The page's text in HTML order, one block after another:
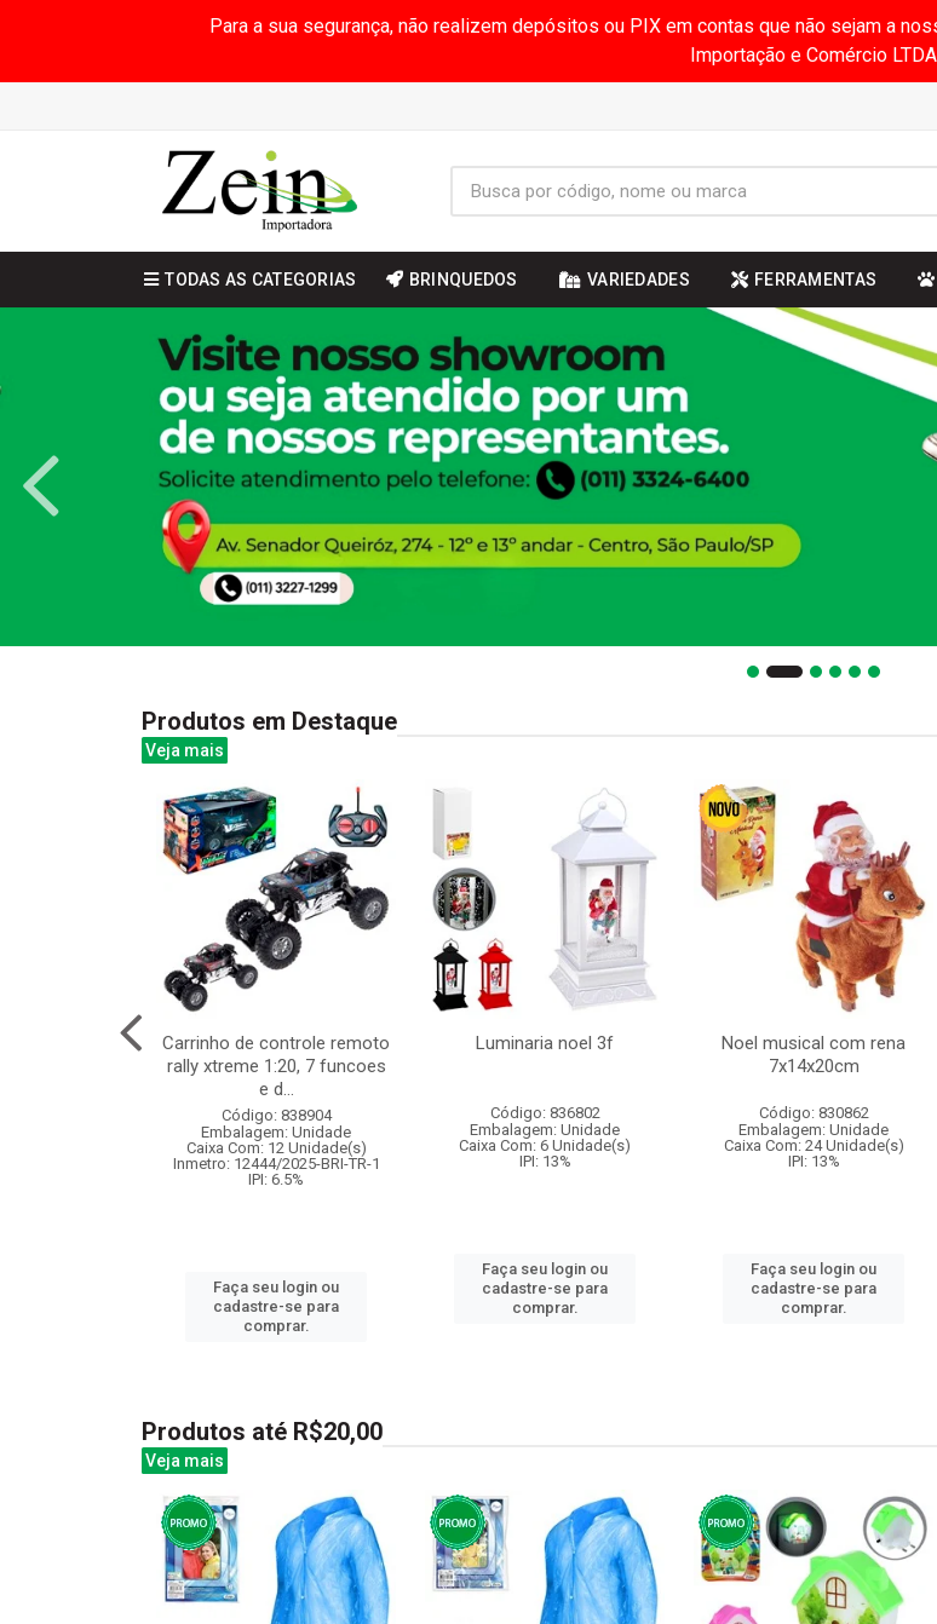
Para a sua segurança, não realizem depósitos ou PIX em contas que não sejam a
Importação e Comércio LTDA
TODAS AS CATEGORIAS BRINQUEDOS VARIEDADES FERRAMENTAS
Produtos em Destaque
Veja mais
Carrinho de controle remoto
rally xtreme 1:20, 7 funcoes
e d...
Código: 838904
Embalagem: Unidade
Caixa Com: 12 Unidade(s)
Inmetro: 12444/2025-BRI-TR-1
IPI: 6.5%
Faça seu login ou
cadastre-se para
comprar.
Luminaria noel 3f
Código: 836802
Embalagem: Unidade
Caixa Com: 6 Unidade(s)
IPI: 13%
Faça seu login ou
cadastre-se para
comprar.
Noel musical com rena
7x14x20cm
Código: 830862
Embalagem: Unidade
Caixa Com: 24 Unidade(s)
IPI: 13%
Faça seu login ou
cadastre-se para
comprar.
Produtos até R$20,00
Veja mais